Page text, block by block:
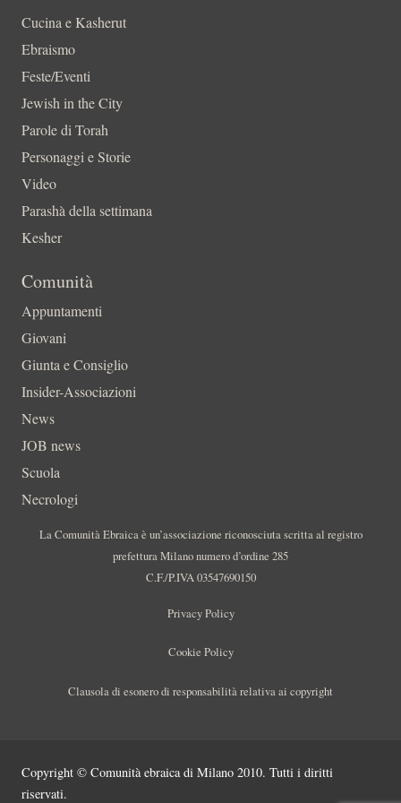
Cucina e Kasherut
Ebraismo
Feste/Eventi
Jewish in the City
Parole di Torah
Personaggi e Storie
Video
Parashà della settimana
Kesher
Comunità
Appuntamenti
Giovani
Giunta e Consiglio
Insider-Associazioni
News
JOB news
Scuola
Necrologi
La Comunità Ebraica è un’associazione riconosciuta scritta al registro
prefettura Milano numero d’ordine 285
C.F./P.IVA 03547690150
Privacy Policy
Cookie Policy
Clausola di esonero di responsabilità relativa ai copyright
Copyright © Comunità ebraica di Milano 2010. Tutti i diritti
riservati.